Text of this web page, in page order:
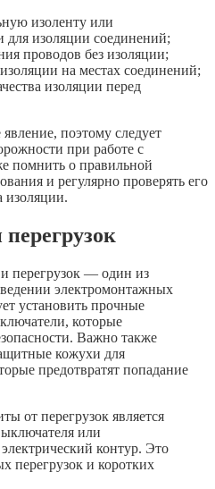
изоленту или
для изоляции соединений;
проводов без изоляции;
на местах соединений;
изоляции перед
поэтому следует
при работе с
помнить о правильной
и регулярно проверять его
изоляции.
перегрузок — один из
электромонтажных
установить прочные
которые
Важно также
кожухи для
предотвратят попадание
от перегрузок является
или
контур. Это
перегрузок и коротких